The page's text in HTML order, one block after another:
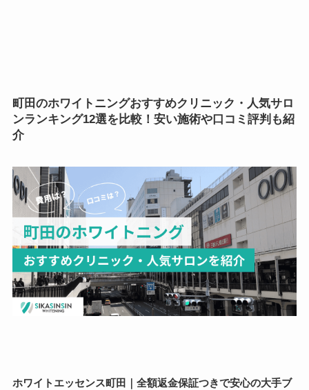
町田のホワイトニングおすすめクリニック・人気サロ
ンランキング12選を比較！安い施術や口コミ評判も紹
介
ホワイトエッセンス町田｜全額返金保証つきで安心の大手ブ